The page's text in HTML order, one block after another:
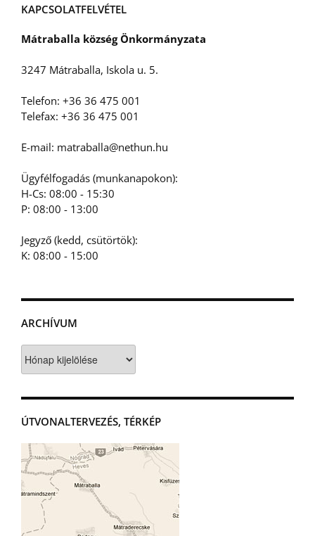
KAPCSOLATFELVÉTEL
Mátraballa község Önkormányzata
3247 Mátraballa, Iskola u. 5.
Telefon: +36 36 475 001
Telefax: +36 36 475 001
E-mail: matraballa@nethun.hu
Ügyfélfogadás (munkanapokon):
H-Cs: 08:00 - 15:30
P: 08:00 - 13:00
Jegyző (kedd, csütörtök):
K: 08:00 - 15:00
ARCHÍVUM
ÚTVONALTERVEZÉS, TÉRKÉP